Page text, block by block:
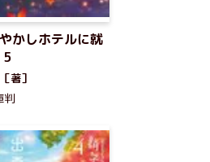
かしホテルに就
5
著］
判